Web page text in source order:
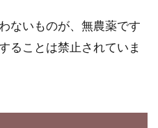
庭用でお米を作っていた人も、も
...
ないものが、無農薬です
ることは禁止されていま